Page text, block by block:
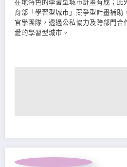
在地特色的學習型城市計畫有成；此
育部「學習型城市」競爭型計畫補助
官學團隊，透過公私協力及跨部門合
愛的學習型城市。